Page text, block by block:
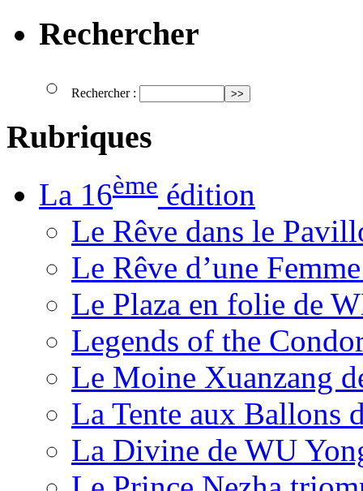
Rechercher
Rechercher :
Rubriques
La 16ème édition
Le Rêve dans le
Le Rêve d’une
Le Plaza en folie de
Legends of the
Le Moine Xuanzang
La Tente aux Ballons
La Divine de WU